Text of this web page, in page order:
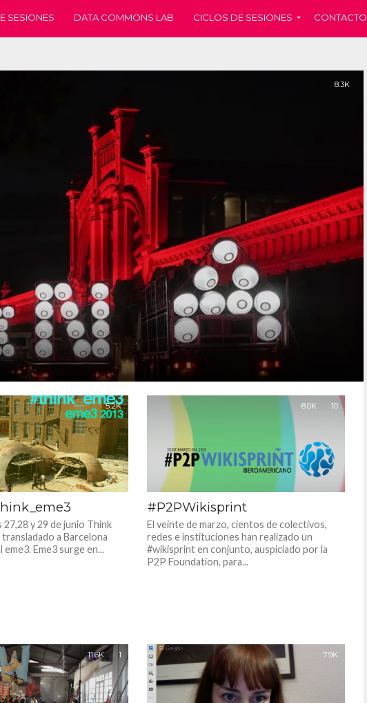
SESIONES DATA COMMONS LAB CICLOS DE SESIONES CONTACTO
8.3K
5.2K
y 29 de junio Think
a Barcelona
Eme3 surge en...
8.0K 10
#P2PWikisprint
El veinte de marzo, cientos de colectivos,
redes e instituciones han realizado un
#wikisprint en conjunto, auspiciado por la
P2P Foundation, para...
11.6K 1 7.9K